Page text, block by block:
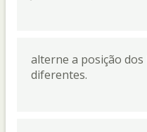
alterne a posição
diferentes.